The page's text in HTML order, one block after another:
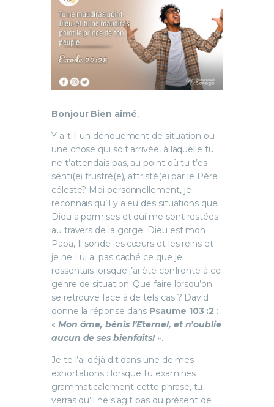
Bonjour Bien aimé,
Y a-t-il un dénouement de situation ou
une chose qui soit arrivée, à laquelle tu
ne t’attendais pas, au point où tu t’es
senti(e) frustré(e), attristé(e) par le Père
céleste? Moi personnellement, je
reconnais qu’il y a eu des situations que
Dieu a permises et qui me sont restées
au travers de la gorge. Dieu est mon
Papa, Il sonde les cœurs et les reins et
je ne Lui ai pas caché ce que je
ressentais lorsque j’ai été confronté à ce
genre de situation. Que faire lorsqu’on
se retrouve face à de tels cas ? David
donne la réponse dans Psaume 103 :2 :
« Mon âme, bénis l’Eternel, et n’oublie
aucun de ses bienfaits! ».
Je te l’ai déjà dit dans une de mes
exhortations : lorsque tu examines
grammaticalement cette phrase, tu
verras qu’il ne s’agit pas du présent de